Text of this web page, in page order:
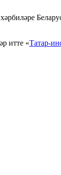
итте «Татар-